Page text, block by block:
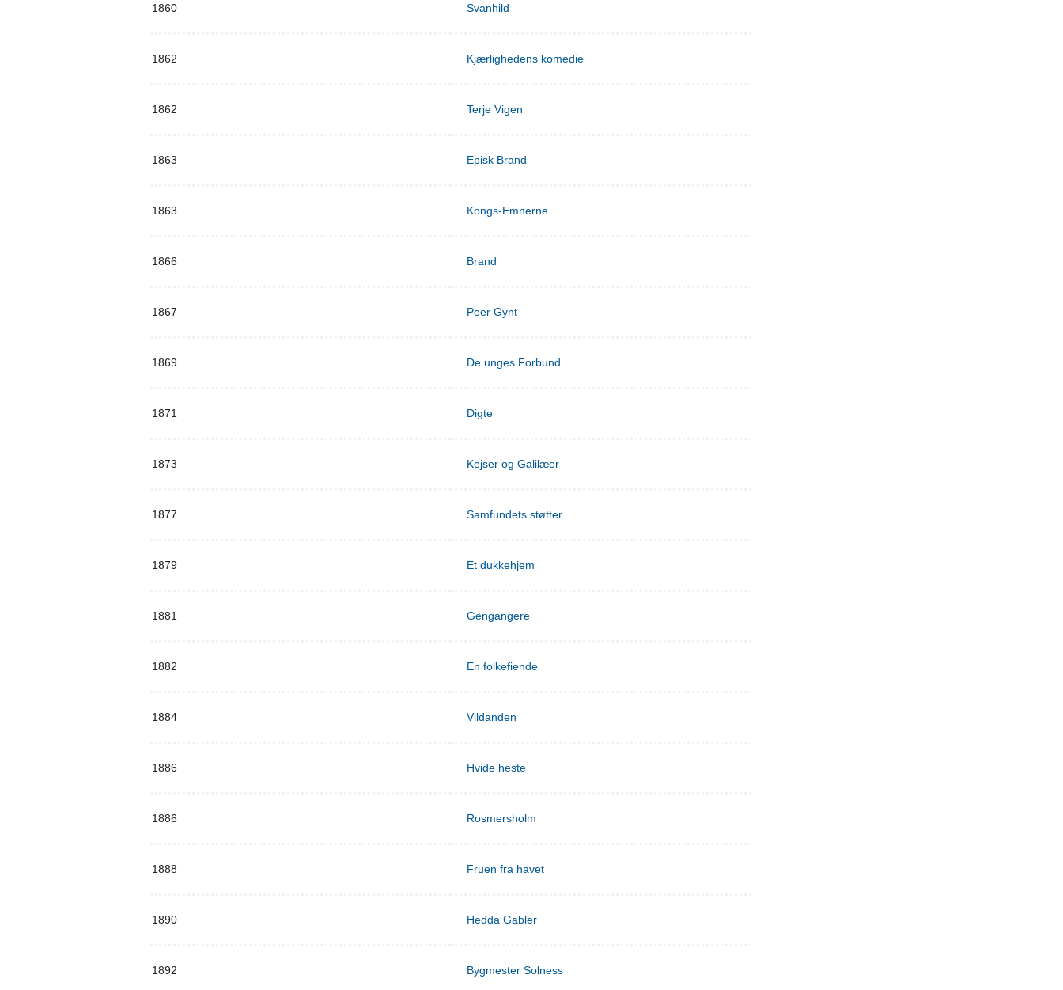
1860 Svanhild
1862 Kjærlighedens komedie
1862 Terje Vigen
1863 Episk Brand
1863 Kongs-Emnerne
1866 Brand
1867 Peer Gynt
1869 De unges Forbund
1871 Digte
1873 Kejser og Galilæer
1877 Samfundets støtter
1879 Et dukkehjem
1881 Gengangere
1882 En folkefiende
1884 Vildanden
1886 Hvide heste
1886 Rosmersholm
1888 Fruen fra havet
1890 Hedda Gabler
1892 Bygmester Solness